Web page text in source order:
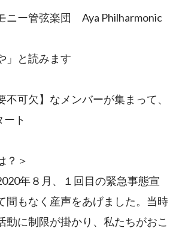
ニー管弦楽団 Aya Philharmonic
」と読みます
不可欠】なメンバーが集まって、
ト
？＞
年８月、１回目の緊急事態宣
間もなく産声をあげました。当時
動に制限が掛かり、私たちがおこ